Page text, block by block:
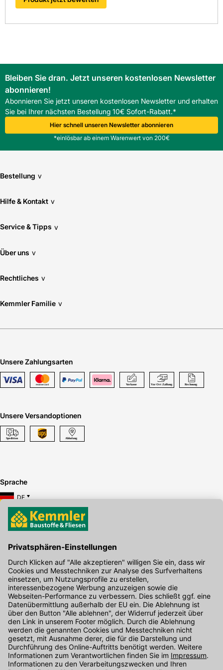
Mindestdachneigung: 10°
Die digitalen Lösungen von Kemmler mit Schnittstellen wie
Was ist der Unterschied zwischen dem Nelskamp
Finkenberger Pfanne Longlife Giebelstein und einem
Standard Giebelstein?
Der Nelskamp Giebelstein bietet durch dreifache
Fußverrippung, hochliegenden Längsfalz und Überdeckung
Witterungsbeständigkeit.
Bleiben Sie dran. Jetzt unseren kostenlosen Newsletter
abonnieren!
Abonnieren Sie jetzt unseren kostenlosen Newsletter und erhalten
Sie bei Ihrer nächsten Bestellung 10€ Sofort-Rabatt.*
Hier schnell unseren Newsletter abonnieren
*einlösbar ab einem Warenwert von 200€
Bestellung v
Hilfe & Kontakt v
Service & Tipps v
Über uns v
Rechtliches v
Kemmler Familie v
Unsere Zahlungsarten
Unsere Versandoptionen
Sprache
DE
Hier gibt's die kostenlose App
Kontakt
Unser Onlineshop Team ist montags bis freitags von 08:00 - 17:00
Uhr unter der Telefonnummer07071 / 151-151für Sie erreichbar.
Alternativ können Sie unser Kontaktformular nutzen.